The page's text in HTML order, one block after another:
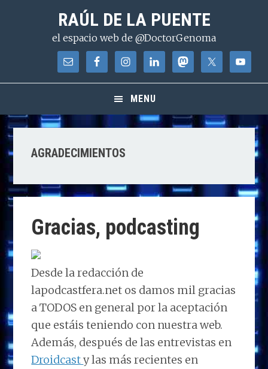
contenido
RAÚL DE LA PUENTE
el espacio web de @DoctorGenoma
MENU
AGRADECIMIENTOS
Gracias, podcasting
Desde la redacción de
lapodcastfera.net os damos mil gracias
a TODOS en general por la aceptación
que estáis teniendo con nuestra web.
Además, después de las entrevistas en
Droidcasty las más recientes en